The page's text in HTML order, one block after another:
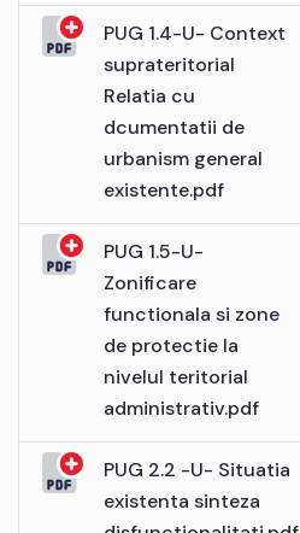
PUG 1.4-U- Context
suprateritorial
Relatia cu
dcumentatii de
urbanism general
existente.pdf
PUG 1.5-U-
Zonificare
functionala si zone
de protectie la
nivelul teritorial
administrativ.pdf
PUG 2.2 -U- Situatia
existenta sinteza